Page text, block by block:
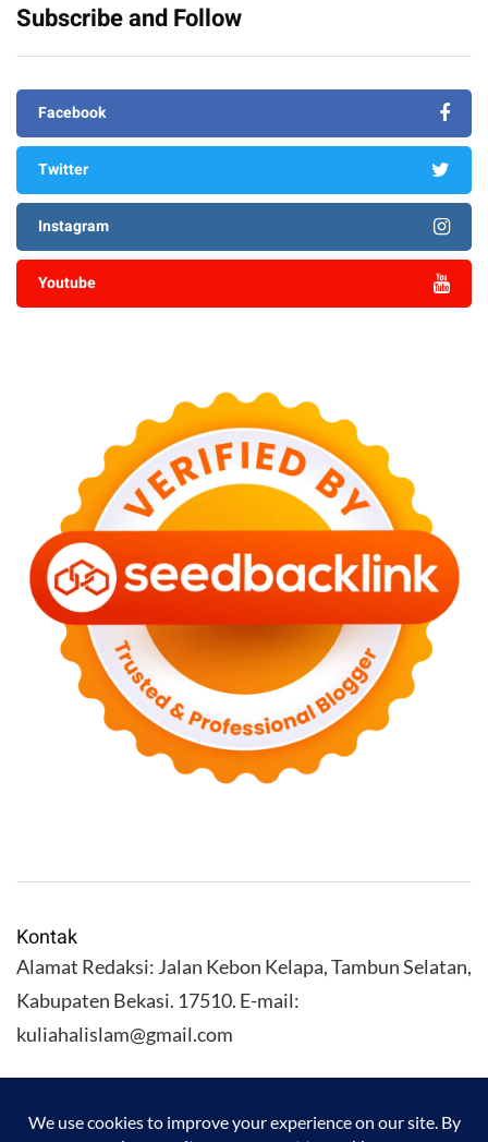
Subscribe and Follow
Facebook
Twitter
Instagram
Youtube
Kontak
Alamat Redaksi: Jalan Kebon Kelapa, Tambun Selatan,
Kabupaten Bekasi. 17510. E-mail:
kuliahalislam@gmail.com